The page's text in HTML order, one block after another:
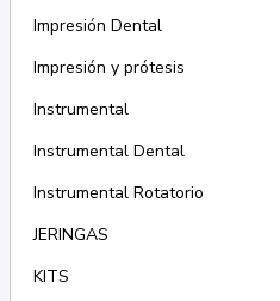
Impresión Dental
Impresión y prótesis
Instrumental
Instrumental Dental
Instrumental Rotatorio
JERINGAS
KITS